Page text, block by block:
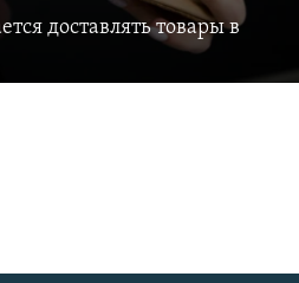
доставлять товары в